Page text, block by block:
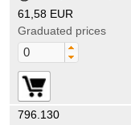
61,58 EUR
Graduated prices
796.130